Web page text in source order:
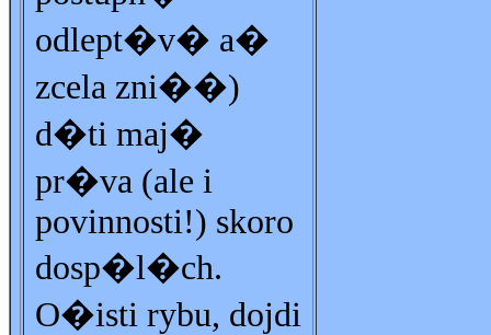
odlept�v� a�
zcela zni��)
d�ti maj�
pr�va (ale i
povinnosti!) skoro
dosp�l�ch.
O�isti rybu, dojdi